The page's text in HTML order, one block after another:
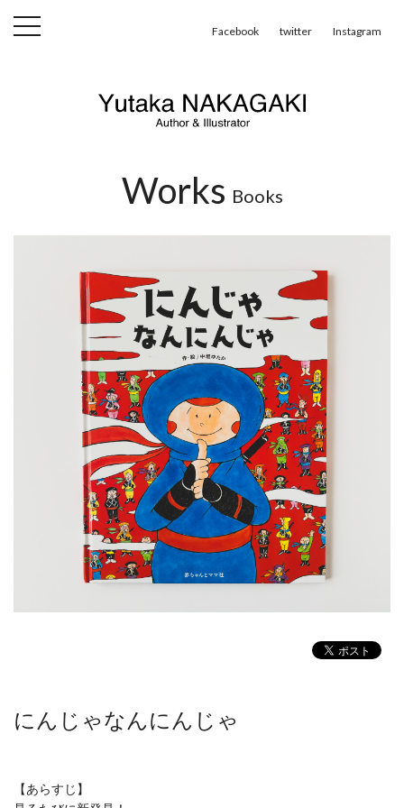
toggle
navigation
Facebook twitter Instagram
Works Books
にんじゃなんにんじゃ
【あらすじ】